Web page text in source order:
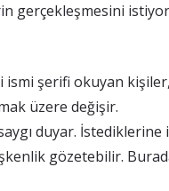
gerçekleşmesini
ismi şerifi okuyan
üzere değişir.
duyar.
gözetebilir.